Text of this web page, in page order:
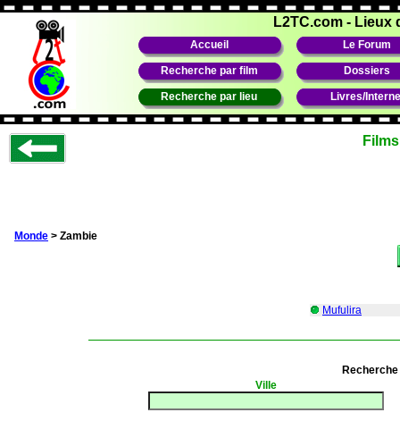
L2TC.com - Lieux
Accueil Le Forum
Recherche par film Dossiers
Recherche par lieu Livres/
Monde > Zambie
Mufulira
Ville